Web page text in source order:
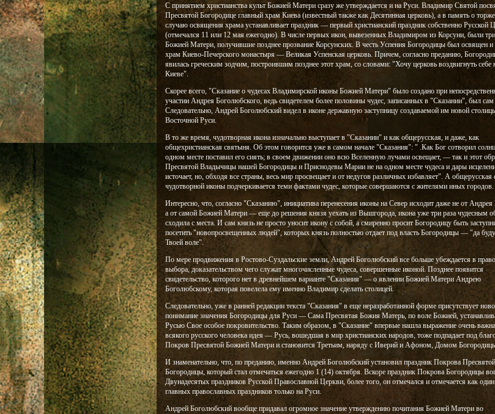
С принятием христианства культ Божией Матери сразу же утверждается и на Руси. Владимир Святой
Пресвятой Богородице главный храм Киева (известный также как Десятинная церковь), а в память о
случаю освящения храма устанавливает праздник — первый христианский праздник собственно Русской
(отмечался 11 или 12 мая ежегодно). В числе первых икон, вывезенных Владимиром из Корсуни, были
Божией Матери, получившие позднее прозвание Корсунских. В честь Успения Богородицы был освящен и
храм Киево-Печерского монастыря — Великая Успенская церковь. Причем, согласно преданию,
явилась греческим зодчим, построившим позднее этот храм, со словами: "Хочу церковь воздвигнуть себе
Киеве".
Скорее всего, "Сказание о чудесах Владимирской иконы Божией Матери" было создано при
участии Андрея Боголюбского, ведь свидетелем более половины чудес, записанных в "Сказании", был сам
Следовательно, Андрей Боголюбский видел в иконе державную заступницу создаваемой им новой
Восточной Руси.
В то же время, чудотворная икона изначально выступает в "Сказании" и как общерусская, и даже, как
общехристианская святыня. Об этом говорится уже в самом начале "Сказания": " .Как Бог сотворил
одном месте поставил его сиять; в своем движении оно всю Вселенную лучами освещает, — так и этот
Пресвятой Владычицы нашей Богородицы и Приснодевы Марии не на одном месте чудеса и дары
источает, но, обходя все страны, весь мир просвещает и от недугов различных избавляет". А общерусская
чудотворной иконы подчеркивается теми фактами чудес, которые совершаются с жителями иных городов.
Интересно, что, согласно "Сказанию", инициатива перенесения иконы на Север исходит даже не от
а от самой Божией Матери — еще до решения князя уехать из Вышгорода, икона уже три раза чудесным
сходила с места. И сам князь не просто уносит икону с собой, а смиренно просит Богородицу быть
посетить "новопросвещенных людей", которых князь полностью отдает под власть Богородицы — "да
Твоей воле".
По мере продвижения в Ростово-Суздальские земли, Андрей Боголюбский все больше убеждается в
выбора, доказательством чего служат многочисленные чудеса, совершенные иконой. Позднее появится
свидетельство, которого нет в древнейшем варианте "Сказания" — о явлении Божией Матери Андрею
Боголюбскому, которая повелела ему именно Владимир сделать столицей.
Следовательно, уже в ранней редакции текста "Сказания" в еще неразработанной форме присутствует
понимание значения Богородицы для Руси — Сама Пресвятая Божия Матерь, по воле Божией,
Русью Свое особое покровительство. Таким образом, в "Сказание" впервые нашла выражение очень
всякого русского человека идея — Русь, вошедшая в мир христианских народов, тоже подпадает под
Покров Пресвятой Божией Матери и становится Третьим, наряду с Иверий и Афоном, Домом
И знаменательно, что, по преданию, именно Андрей Боголюбский установил праздник Покрова Пресвятой
Богородицы, который стал отмечаться ежегодно 1 (14) октября. Вскоре праздник Покрова Богородицы
Двунадесятых праздников Русской Православной Церкви, более того, он отмечался и отмечается как
главных православных праздников только на Руси.
Андрей Боголюбский вообще придавал огромное значение утверждению почитания Божией Матери во